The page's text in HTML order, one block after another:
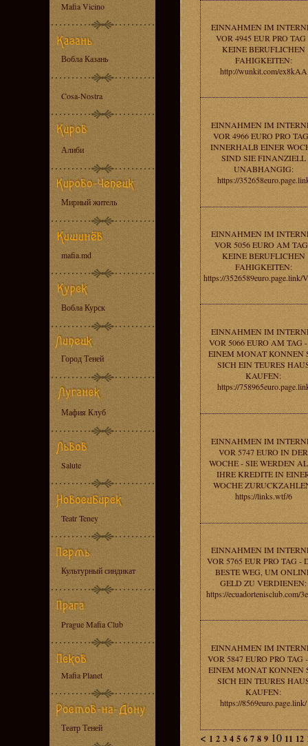
Mafia Vicino
Вобла Казань
Cosa-Nostra
Алиби
Мирный житель
mafia.md
Вобла Курск
Город Теней
Мафия Клуб
Salute
Teatr Teney
Культурный синдикат
Prague Mafia Club
Mafia Planet
Театр Теней
EINNAHMEN IM
VOR 4945 EUR PRO TAG
KEINE BERUFLICHEN
FAHIGKEITEN:
http://wunkit.com/ex8kAA
EINNAHMEN IM
VOR 4966 EURO PRO
INNERHALB EINER
SIND SIE FINANZIELL
UNABHANGIG:
https://
EINNAHMEN IM
VOR 5056 EURO AM
KEINE BERUFLICHEN
FAHIGKEITEN:
https://3526589euro.page.link/
EINNAHMEN IM
VOR 5066 EURO AM TAG
EINEM MONAT KONNEN
SICH EIN TEURES
KAUFEN:
https://
EINNAHMEN IM
VOR 5747 EURO IN DER
WOCHE - SIE WERDEN
IHRE KREDITE IN
WOCHE
https://links.wtf/6
EINNAHMEN IM
VOR 5765 EUR PRO TAG -
BESTE WEG, UM
GELD ZU VERDIENEN:
https://ecuadortenisclub.com/
EINNAHMEN IM
VOR 5847 EURO PRO TAG
EINEM MONAT KONNEN
SICH EIN TEURES
KAUFEN:
https://8569euro.page.link/
< 1 2 3 4 5 6 7 8 9 10 11 12